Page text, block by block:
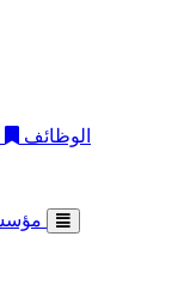
الوظائف